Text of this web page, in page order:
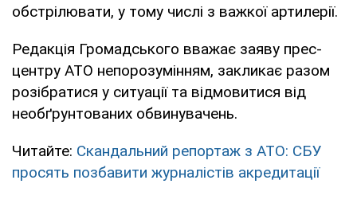
обстрілювати, у тому числі з важкої артилерії.
Редакція Громадського вважає заяву прес-
центру АТО непорозумінням, закликає разом
розібратися у ситуації та відмовитися від
необґрунтованих обвинувачень.
Читайте: Скандальний репортаж з АТО: СБУ
просять позбавити журналістів акредитації